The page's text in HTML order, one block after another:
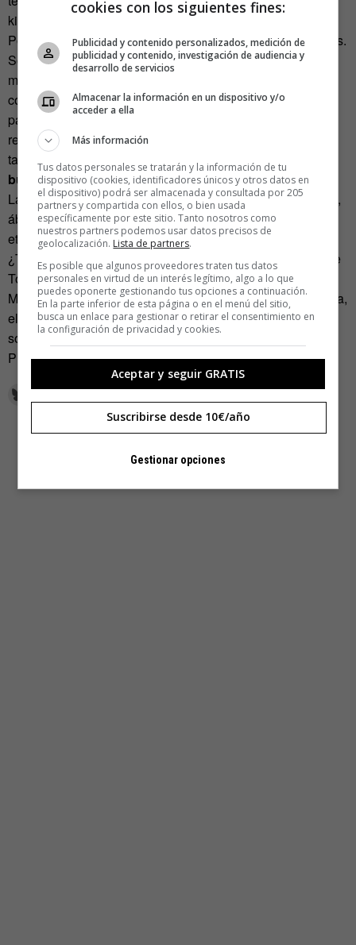
kioskero argentino cansado de leer, y leer].
Por cierto, menuda Logopedía y Logotipos de las funerarias.
Son tan maravillosos. Cristales verdes, palomas
mensajeras… ¡qué decir de la poesía de esa pantalla táctil
con los cadáveres creativos! Sublime. Cuando volvía del
parque de correr no podía dejar de girar todo el cuello y
reventarme las cervicales hacia una postura imposible con
tal de observar una y otra vez ese verde epiléptico.
bueno, tócala otra vez. 23 grados.
La edad dorada del enterrador llama a la puerta… «¡Wilma,
ábreme la puerta!», grita Andrés Montes, desde su pajarita
eterna. ¿Tuiteó Mahou la muerte de Fernando el Católico?
¿Tuiteó Adidas el adiós de Gandhi? ¿Retuiteó la muerte de
Toño Machado Seur?
Mientras tanto, voy a seguir jugando con mi Mina, La Goleta,
el Barco Piratón, la Isla y los indios y me implantaré una
sonrisa de esas de media luna puntiaguda de los
Playmobils.
cookies con los siguientes fines:
Publicidad y contenido personalizados, medición de
publicidad y contenido, investigación de audiencia y
desarrollo de servicios
Almacenar la información en un dispositivo y/o
acceder a ella
Más información
Tus datos personales se tratarán y la información de tu
dispositivo (cookies, identificadores únicos y otros datos en
el dispositivo) podrá ser almacenada y consultada por 205
partners y compartida con ellos, o bien usada
específicamente por este sitio. Tanto nosotros como
nuestros partners podemos usar datos precisos de
geolocalización. Lista de partners.
Es posible que algunos proveedores traten tus datos
personales en virtud de un interés legítimo, algo a lo que
puedes oponerte gestionando tus opciones a continuación.
En la parte inferior de esta página o en el menú del sitio,
busca un enlace para gestionar o retirar el consentimiento en
la configuración de privacidad y cookies.
Aceptar y seguir GRATIS
Suscribirse desde 10€/año
Gestionar opciones